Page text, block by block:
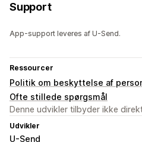
Support
App-support leveres af U-Send.
Ressourcer
Politik om beskyttelse af
Ofte stillede spørgsmål
Denne udvikler tilbyder ikke
Udvikler
U-Send